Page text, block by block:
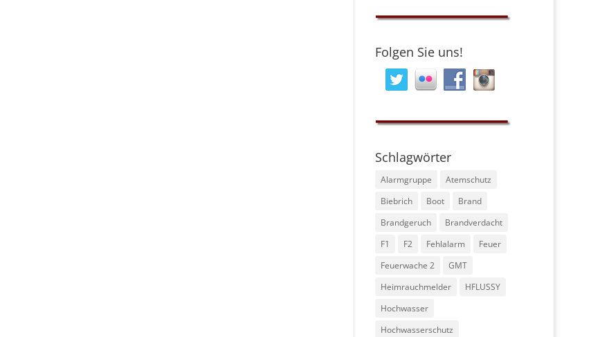
Folgen Sie uns!
Schlagwörter
Alarmgruppe
Atemschutz
Biebrich
Boot
Brand
Brandgeruch
Brandverdacht
F1
F2 Fehlalarm
Feuer
Feuerwache 2
GMT
Heimrauchmelder
HFLUSSY
Hochwasser
Hochwasserschutz